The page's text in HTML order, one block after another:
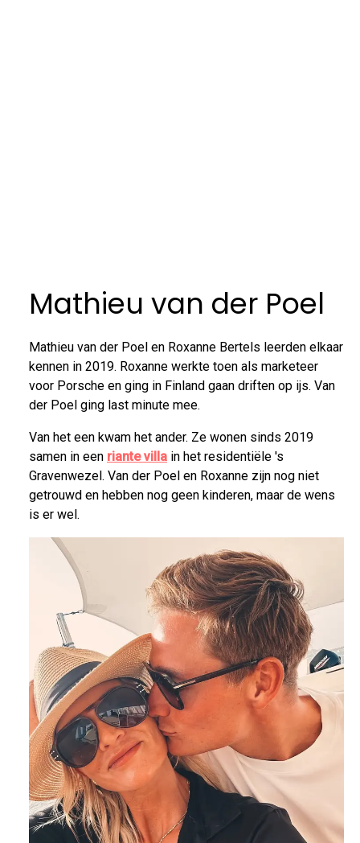
Mathieu van der Poel
Mathieu van der Poel en Roxanne Bertels leerden elkaar
kennen in 2019. Roxanne werkte toen als marketeer
voor Porsche en ging in Finland gaan driften op ijs. Van
der Poel ging last minute mee.
Van het een kwam het ander. Ze wonen sinds 2019
samen in een riante villa in het residentiële 's
Gravenwezel. Van der Poel en Roxanne zijn nog niet
getrouwd en hebben nog geen kinderen, maar de wens
is er wel.